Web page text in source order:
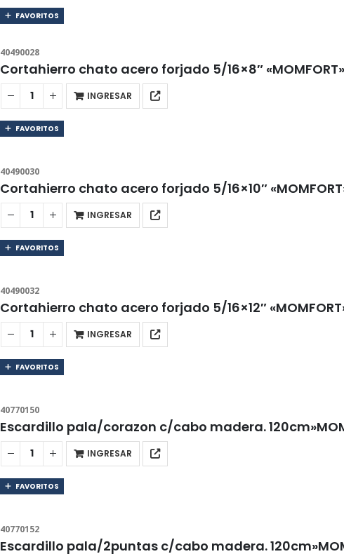
FAVORITOS
40490028
Cortahierro chato acero forjado 5/16×8″
INGRESAR
FAVORITOS
40490030
Cortahierro chato acero forjado 5/16×10″
INGRESAR
FAVORITOS
40490032
Cortahierro chato acero forjado 5/16×12″
INGRESAR
FAVORITOS
40770150
Escardillo pala/corazon c/cabo madera.
INGRESAR
FAVORITOS
40770152
Escardillo pala/2puntas c/cabo madera.